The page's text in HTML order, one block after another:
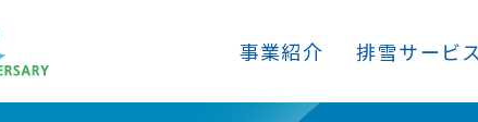
事業紹介 排雪サービス